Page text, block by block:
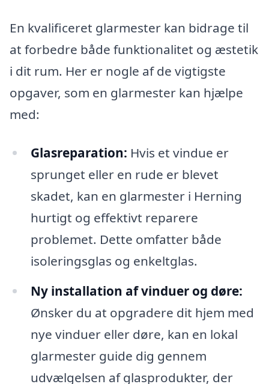
En kvalificeret glarmester kan bidrage til
at forbedre både funktionalitet og æstetik
i dit rum. Her er nogle af de vigtigste
opgaver, som en glarmester kan hjælpe
med:
Glasreparation: Hvis et vindue er
sprunget eller en rude er blevet
skadet, kan en glarmester i Herning
hurtigt og effektivt reparere
problemet. Dette omfatter både
isoleringsglas og enkeltglas.
Ny installation af vinduer og døre:
Ønsker du at opgradere dit hjem med
nye vinduer eller døre, kan en lokal
glarmester guide dig gennem
udvælgelsen af glasprodukter, der